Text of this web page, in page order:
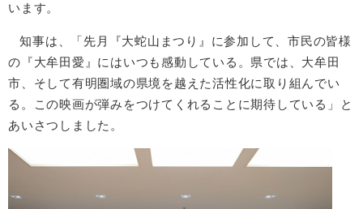
います。
知事は、「先月『大蛇山まつり』に参加して、市民の皆様
の『大牟田愛』にはいつも感動している。県では、大牟田
市、そして有明圏域の県境を越えた活性化に取り組んでい
る。この映画が弾みをつけてくれることに期待している」と
あいさつしました。